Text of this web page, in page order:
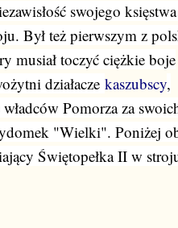
swojego
Był też pierwszym z
musiał toczyć ciężkie boje
działacze kaszubscy,
Pomorza za
"Wielki". Poniżej
Świętopełka II w